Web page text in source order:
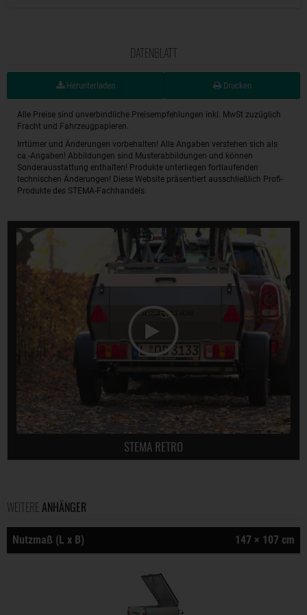
DATENBLATT
Herunterladen Drucken
Alle Preise sind unverbindliche Preisempfehlungen inkl. MwSt zuzüglich
Fracht und Fahrzeugpapieren.
Irrtümer und Änderungen vorbehalten! Alle Angaben verstehen sich als
ca.-Angaben! Abbildungen sind Musterabbildungen und können
Sonderausstattung enthalten! Produkte unterliegen fortlaufenden
technischen Änderungen! Diese Website präsentiert ausschließlich Profi-
Produkte des STEMA-Fachhandels.
STEMA RETRO
WEITERE ANHÄNGER
Nutzmaß (L x B) 147 × 107 cm